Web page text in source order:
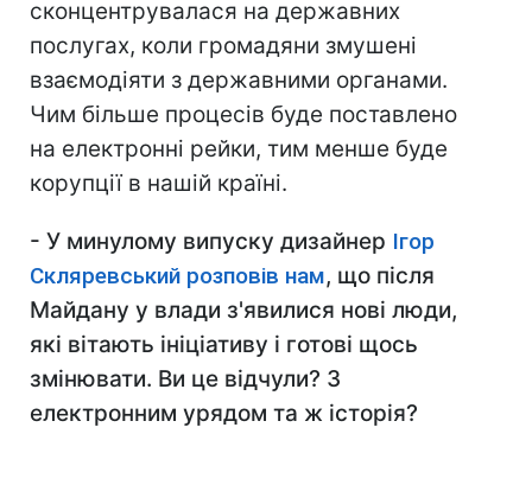
сконцентрувалася на державних
послугах, коли громадяни змушені
взаємодіяти з державними органами.
Чим більше процесів буде поставлено
на електронні рейки, тим менше буде
корупції в нашій країні.
- У минулому випуску дизайнер Ігор
Скляревський розповів нам, що після
Майдану у влади з'явилися нові люди,
які вітають ініціативу і готові щось
змінювати. Ви це відчули? З
електронним урядом та ж історія?